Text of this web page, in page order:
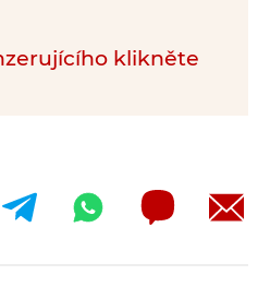
klikněte